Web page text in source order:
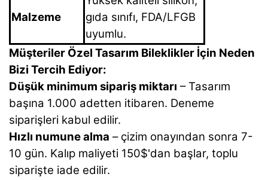
Malzeme
gıda sınıfı, FDA/LFGB
uyumlu.
Müşteriler Özel Tasarım Bileklikler İçin Neden
Bizi Tercih Ediyor:
Düşük minimum sipariş miktarı – Tasarım
başına 1.000 adetten itibaren. Deneme
siparişleri kabul edilir.
Hızlı numune alma – çizim onayından sonra 7-
10 gün. Kalıp maliyeti 150$'dan başlar, toplu
siparişte iade edilir.